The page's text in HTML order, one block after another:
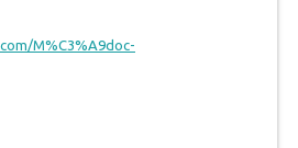
M%C3%A9doc-